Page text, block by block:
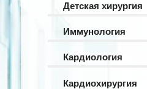
Детская хирургия
Иммунология
Кардиология
Кардиохирургия